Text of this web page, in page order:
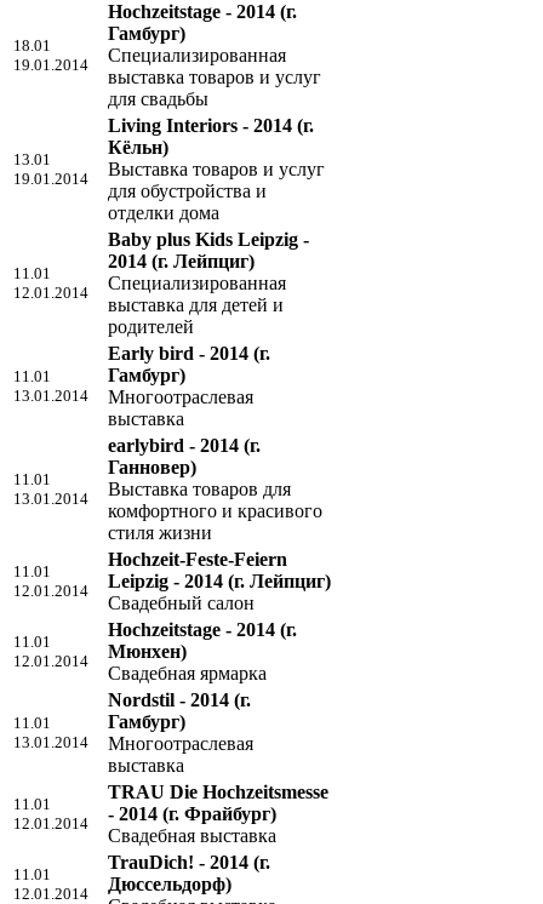
18.01
19.01.2014
Hochzeitstage - 2014 (г.
Гамбург)
Специализированная
выставка товаров и услуг
для свадьбы
13.01
19.01.2014
Living Interiors - 2014 (г.
Кёльн)
Выставка товаров и услуг
для обустройства и
отделки дома
11.01
12.01.2014
Baby plus Kids Leipzig -
2014 (г. Лейпциг)
Специализированная
выставка для детей и
родителей
11.01
13.01.2014
Early bird - 2014 (г.
Гамбург)
Многоотраслевая
выставка
11.01
13.01.2014
earlybird - 2014 (г.
Ганновер)
Выставка товаров для
комфортного и красивого
стиля жизни
11.01
12.01.2014
Hochzeit-Feste-Feiern
Leipzig - 2014 (г. Лейпциг)
Свадебный салон
11.01
12.01.2014
Hochzeitstage - 2014 (г.
Мюнхен)
Свадебная ярмарка
11.01
13.01.2014
Nordstil - 2014 (г.
Гамбург)
Многоотраслевая
выставка
11.01
12.01.2014
TRAU Die Hochzeitsmesse
- 2014 (г. Фрайбург)
Свадебная выставка
11.01
12.01.2014
TrauDich! - 2014 (г.
Дюссельдорф)